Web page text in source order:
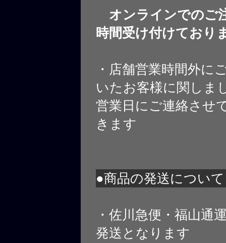
オンラインでのご
時間受け付けており
・店舗営業時間外に
いたお客様に関しま
営業日にご連絡させ
きます
●商品の発送について
・佐川急便・福山通
発送となります